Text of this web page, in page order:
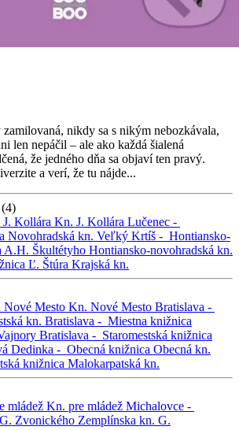
nikdy sa s nikým nebozkávala,
len nepáčil – ale ako každá šialená
že jedného dňa sa objaví ten pravý.
a verí, že tu nájde...
Kollára Kn. J. Kollára Lučenec -
Novohradská kn. Veľký Krtíš - Hontiansko-
A.H. Škultétyho Hontiansko-novohradská kn.
Ľ. Štúra Krajská kn.
Nové Mesto Kn. Nové Mesto Bratislava -
kn. Bratislava - Miestna knižnica
Bratislava - Staromestská knižnica
Dedinka - Obecná knižnica Obecná kn.
knižnica Malokarpatská kn.
mládež Kn. pre mládež Michalovce -
Zvonického Zemplínska kn. G.